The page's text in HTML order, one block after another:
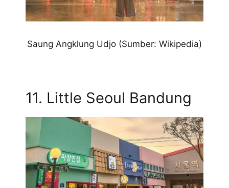
Saung Angklung Udjo (Sumber: Wikipedia)
11. Little Seoul Bandung